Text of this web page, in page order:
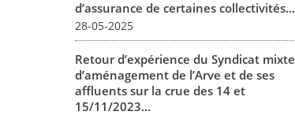
d’assurance de certaines collectivités...
28-05-2025
Retour d’expérience du Syndicat mixte
d’aménagement de l’Arve et de ses
affluents sur la crue des 14 et
15/11/2023...